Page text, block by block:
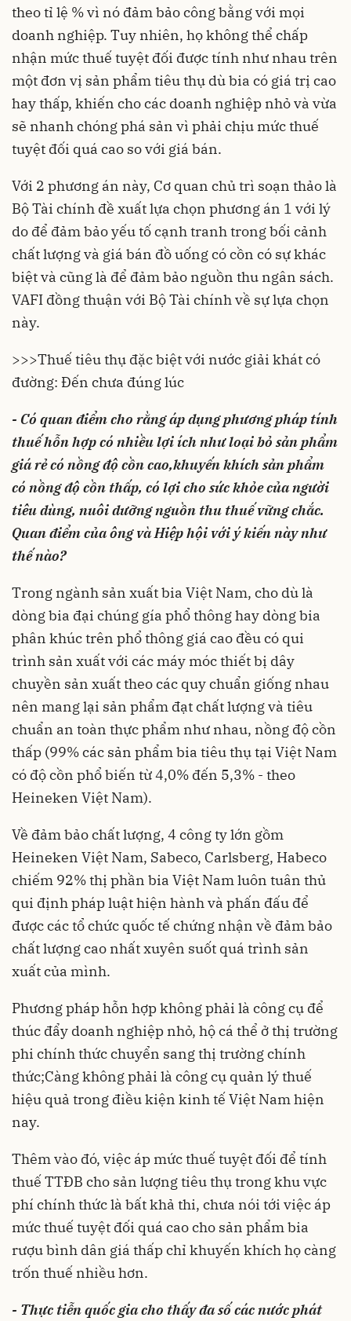
theo tỉ lệ % vì nó đảm bảo công bằng với mọi
doanh nghiệp. Tuy nhiên, họ không thể chấp
nhận mức thuế tuyệt đối được tính như nhau trên
một đơn vị sản phẩm tiêu thụ dù bia có giá trị cao
hay thấp, khiến cho các doanh nghiệp nhỏ và vừa
sẽ nhanh chóng phá sản vì phải chịu mức thuế
tuyệt đối quá cao so với giá bán.
Với 2 phương án này, Cơ quan chủ trì soạn thảo là
Bộ Tài chính đề xuất lựa chọn phương án 1 với lý
do để đảm bảo yếu tố cạnh tranh trong bối cảnh
chất lượng và giá bán đồ uống có cồn có sự khác
biệt và cũng là để đảm bảo nguồn thu ngân sách.
VAFI đồng thuận với Bộ Tài chính về sự lựa chọn
này.
>>>Thuế tiêu thụ đặc biệt với nước giải khát có
đường: Đến chưa đúng lúc
- Có quan điểm cho rằng áp dụng phương pháp tính
thuế hỗn hợp có nhiều lợi ích nhưloại bỏ sản phẩm
giá rẻ có nồng độ cồn cao,khuyến khích sản phẩm
có nồng độ cồn thấp, có lợi cho sức khỏe của người
tiêu dùng, nuôi dưỡng nguồn thu thuế vững chắc.
Quan điểm của ông và Hiệp hội với ý kiến này như
thế nào?
Trong ngành sản xuất bia Việt Nam, cho dù là
dòng bia đại chúng gía phổ thông hay dòng bia
phân khúc trên phổ thông giá cao đều có qui
trình sản xuất với các máy móc thiết bị dây
chuyền sản xuất theo các quy chuẩn giống nhau
nên mang lại sản phẩm đạt chất lượng và tiêu
chuẩn an toàn thực phẩm như nhau, nồng độ cồn
thấp (99% các sản phẩm bia tiêu thụ tại Việt Nam
có độ cồn phổ biến từ 4,0% đến 5,3% - theo
Heineken Việt Nam).
Về đảm bảo chất lượng, 4 công ty lớn gồm
Heineken Việt Nam, Sabeco, Carlsberg, Habeco
chiếm 92% thị phần bia Việt Nam luôn tuân thủ
qui định pháp luật hiện hành và phấn đấu để
được các tổ chức quốc tế chứng nhận về đảm bảo
chất lượng cao nhất xuyên suốt quá trình sản
xuất của mình.
Phương pháp hỗn hợp không phải là công cụ để
thúc đẩy doanh nghiệp nhỏ, hộ cá thể ở thị trường
phi chính thức chuyển sang thị trường chính
thức;Càng không phải là công cụ quản lý thuế
hiệu quả trong điều kiện kinh tế Việt Nam hiện
nay.
Thêm vào đó, việc áp mức thuế tuyệt đối để tính
thuế TTĐB cho sản lượng tiêu thụ trong khu vực
phí chính thức là bất khả thi, chưa nói tới việc áp
mức thuế tuyệt đối quá cao cho sản phẩm bia
rượu bình dân giá thấp chỉ khuyến khích họ càng
trốn thuế nhiều hơn.
- Thực tiễn quốc gia cho thấy đa số các nước phát